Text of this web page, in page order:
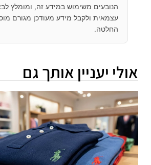
הנובעים משימוש במידע זה, ומומלץ
עצמאית ולקבל מידע מעודכן מגורם
החלטה.
אולי יעניין אותך גם